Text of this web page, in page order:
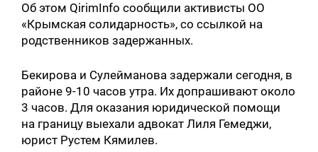
Об этом QirimInfo сообщили активисты ОО
«Крымская солидарность», со ссылкой на
родственников задержанных.
Бекирова и Сулейманова задержали сегодня, в
районе 9-10 часов утра. Их допрашивают около
3 часов. Для оказания юридической помощи
на границу выехали адвокат Лиля Гемеджи,
юрист Рустем Кямилев.